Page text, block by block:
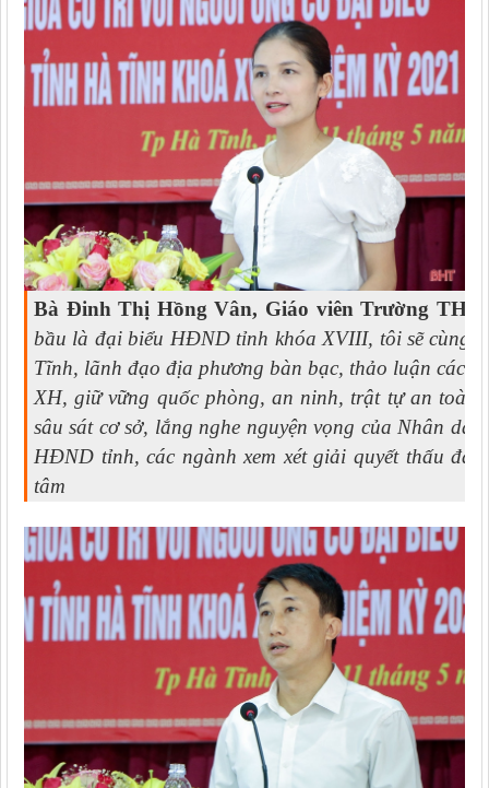
Bà Đinh Thị Hồng Vân, Giáo viên Trường
bầu là đại biểu HĐND tỉnh khóa XVIII, tôi sẽ cùng
Tĩnh, lãnh đạo địa phương bàn bạc, thảo luận các
XH, giữ vững quốc phòng, an ninh, trật tự an toàn
sâu sát cơ sở, lắng nghe nguyện vọng của Nhân
HĐND tỉnh, các ngành xem xét giải quyết thấu
tâm